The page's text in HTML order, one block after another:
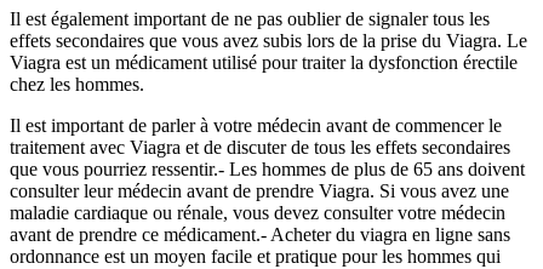
Il est également important de ne pas oublier de signaler tous les
effets secondaires que vous avez subis lors de la prise du Viagra. Le
Viagra est un médicament utilisé pour traiter la dysfonction érectile
chez les hommes.
Il est important de parler à votre médecin avant de commencer le
traitement avec Viagra et de discuter de tous les effets secondaires
que vous pourriez ressentir.- Les hommes de plus de 65 ans doivent
consulter leur médecin avant de prendre Viagra. Si vous avez une
maladie cardiaque ou rénale, vous devez consulter votre médecin
avant de prendre ce médicament.- Acheter du viagra en ligne sans
ordonnance est un moyen facile et pratique pour les hommes qui